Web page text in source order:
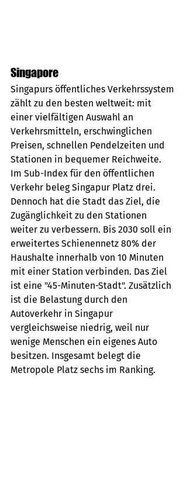
Singapore
Singapurs öffentliches Verkehrssystem
zählt zu den besten weltweit: mit
einer vielfältigen Auswahl an
Verkehrsmitteln, erschwinglichen
Preisen, schnellen Pendelzeiten und
Stationen in bequemer Reichweite.
Im Sub-Index für den öffentlichen
Verkehr beleg Singapur Platz drei.
Dennoch hat die Stadt das Ziel, die
Zugänglichkeit zu den Stationen
weiter zu verbessern. Bis 2030 soll ein
erweitertes Schienennetz 80% der
Haushalte innerhalb von 10 Minuten
mit einer Station verbinden. Das Ziel
ist eine "45-Minuten-Stadt". Zusätzlich
ist die Belastung durch den
Autoverkehr in Singapur
vergleichsweise niedrig, weil nur
wenige Menschen ein eigenes Auto
besitzen. Insgesamt belegt die
Metropole Platz sechs im Ranking.